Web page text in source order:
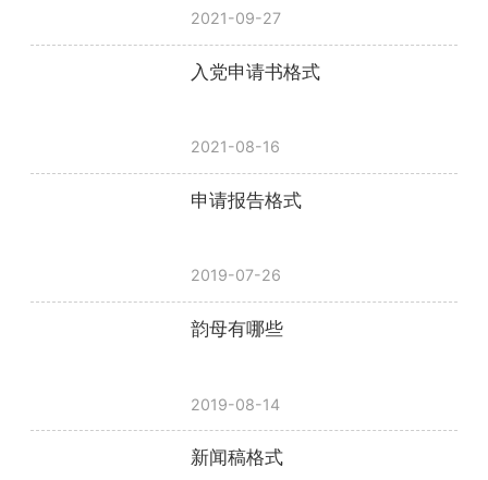
2021-09-27
入党申请书格式
2021-08-16
申请报告格式
2019-07-26
韵母有哪些
2019-08-14
新闻稿格式